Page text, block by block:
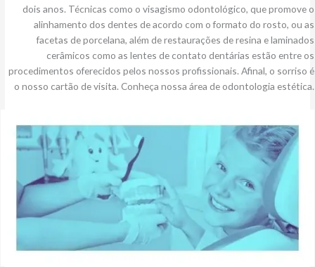
dois anos. Técnicas como o visagismo odontológico, que promove o
alinhamento dos dentes de acordo com o formato do rosto, ou as
facetas de porcelana, além de restaurações de resina e laminados
cerâmicos como as lentes de contato dentárias estão entre os
procedimentos oferecidos pelos nossos profissionais. Afinal, o sorriso é
o nosso cartão de visita. Conheça nossa área de odontologia estética.